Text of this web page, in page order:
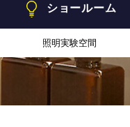
ショールーム
照明実験空間